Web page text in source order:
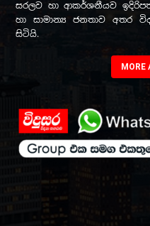
සරලව හා ආකර්ශනීයව
හා සාමාන්‍ය ජනතාව අතර
සිටියි.
MORE